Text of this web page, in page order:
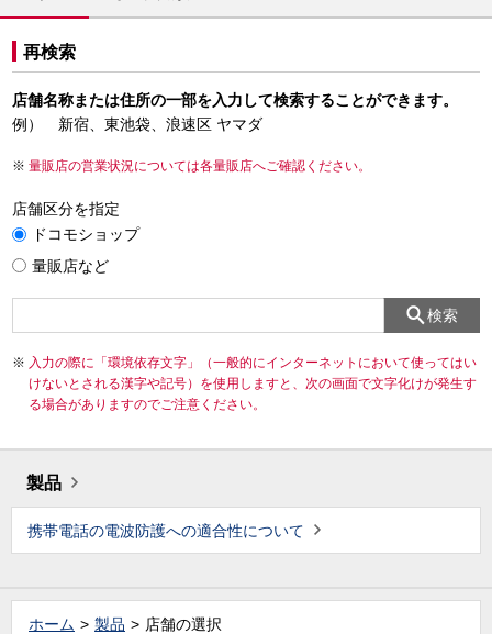
再検索
店舗名称または住所の一部を入力して検索することができます。
例） 新宿、東池袋、浪速区 ヤマダ
量販店の営業状況については各量販店へご確認ください。
店舗区分を指定
ドコモショップ
量販店など
検索
入力の際に「環境依存文字」（一般的にインターネットにおいて使ってはい
けないとされる漢字や記号）を使用しますと、次の画面で文字化けが発生す
る場合がありますのでご注意ください。
製品
携帯電話の電波防護への適合性について
ホーム 製品 店舗の選択